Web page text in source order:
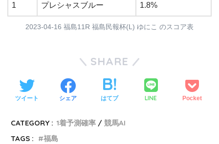
1 プレシャスブルー 1.8%
2023-04-16 福島11R 福島民報杯(L) ゆにこ のスコア表
SHARE
ツイート シェア はてブ LINE Pocket
CATEGORY : 1着予測確率
競馬AI
TAGS :
福島